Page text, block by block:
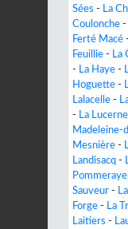
Sées - La
Coulonche -
Ferté Macé -
Feuillie - La
- La Haye -
Hoguette -
Lalacelle -
- La
Madeleine-
Mesnière -
Landisacq -
Pommeraye
Sauveur -
Forge - La
Laitiers -